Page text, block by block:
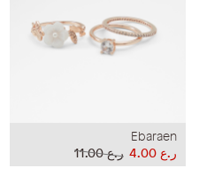
Ebaraen
ر.ع 11.00
ر.ع 4.00